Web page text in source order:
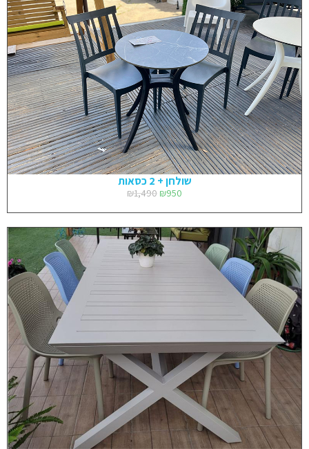
שולחן + 2 כסאות
₪1,490 ₪950